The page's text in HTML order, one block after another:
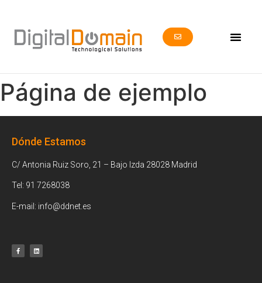
Página de ejemplo
Dónde Estamos
C/ Antonia Ruiz Soro, 21 – Bajo Izda 28028 Madrid
Tel: 91 7268038
E-mail: info@ddnet.es